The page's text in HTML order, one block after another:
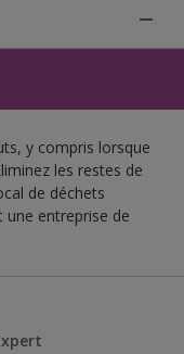
y compris lorsque
les restes de
de déchets
entreprise de